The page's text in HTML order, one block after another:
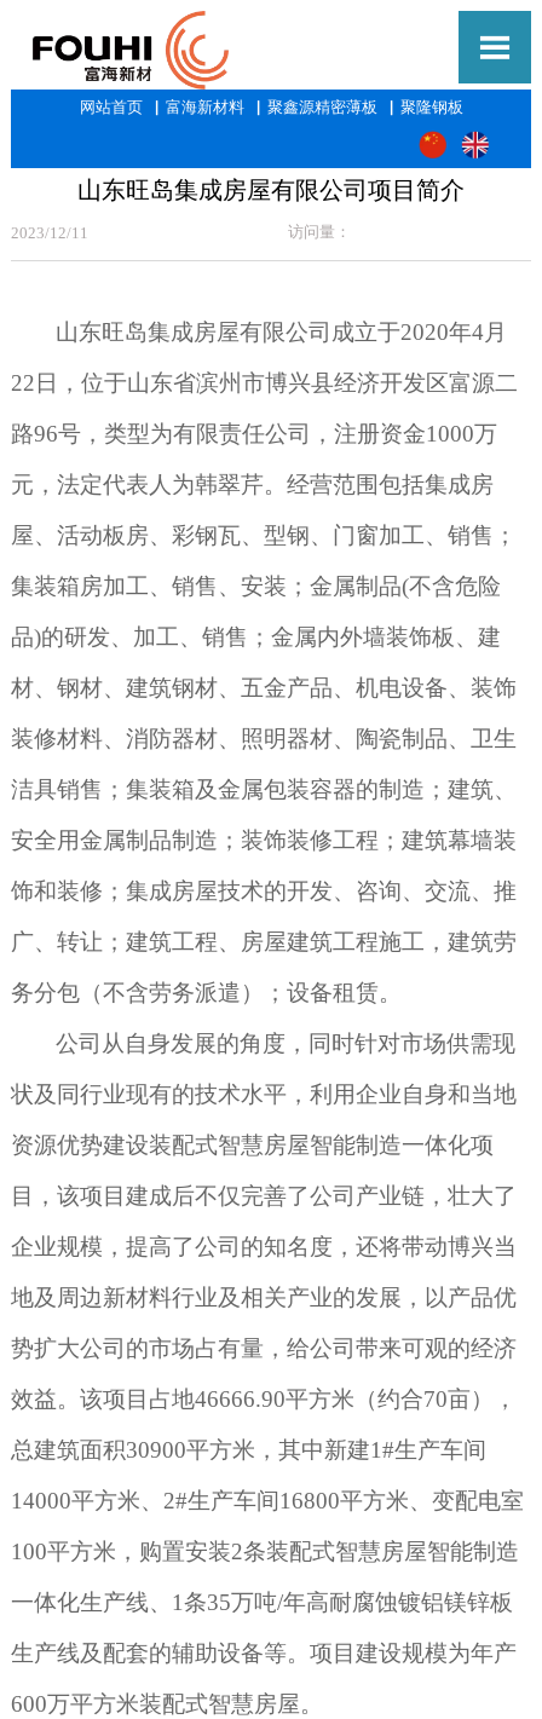

网站首页▕ 富海新材料▕ 聚鑫源精密薄板 ▕ 聚隆钢板
山东旺岛集成房屋有限公司项目简介
2023/12/11 访问量：
山东旺岛集成房屋有限公司成立于2020年4月
22 日，位于山东省滨州市博兴县经济开发区富源二
路96号，类型为有限责任公司，注册资金1000万
元，法定代表人为韩翠芹。经营范围包括集成房
屋、活动板房、彩钢瓦、型钢、门窗加工、销售；
集装箱房加工、销售、安装；金属制品(不含危险
品)的研发、加工、销售；金属内外墙装饰板、建
材、钢材、建筑钢材、五金产品、机电设备、装饰
装修材料、消防器材、照明器材、陶瓷制品、卫生
洁具销售；集装箱及金属包装容器的制造；建筑、
安全用金属制品制造；装饰装修工程；建筑幕墙装
饰和装修；集成房屋技术的开发、咨询、交流、推
广、转让；建筑工程、房屋建筑工程施工，建筑劳
务分包（不含劳务派遣）；设备租赁。
公司从自身发展的角度，同时针对市场供需现
状及同行业现有的技术水平，利用企业自身和当地
资源优势建设装配式智慧房屋智能制造一体化项
目
，该项目建成后不仅完善了公司产业链，壮大了
企业规模，提高了公司的知名度，还将带动博兴当
地及周边新材料行业及相关产业的发展，以产品优
势扩大公司的市场占有量，给公司带来可观的经济
效益。该项目占地46666.90平方米（约合70亩），
总建筑面积30900平方米， 其中新建1#生产车间
14000平方米、 2#生产车间16800平方米、变配电室
100平方米，购置安装2条装配式智慧房屋智能制造
一体化生产线、 1条35万吨/年高耐腐蚀镀铝镁锌板
生产线及配套的辅助设备等。项目建设规模为年产
600万平方米装配式智慧房屋。